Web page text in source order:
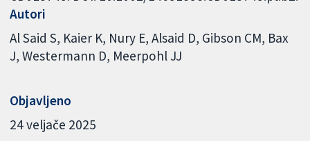
Autori
Al Said S Kaier K Nury E Alsaid D Gibson CM Bax
J Westermann D Meerpohl JJ
Objavljeno
24 veljače 2025